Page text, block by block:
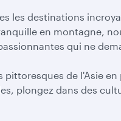
les destinations
en montagne,
qui ne
de l'Asie
plongez dans des